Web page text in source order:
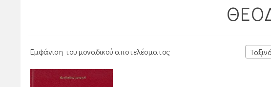
Εμφάνιση του μοναδικού αποτελέσματος